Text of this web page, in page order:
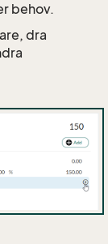
behov.
dra